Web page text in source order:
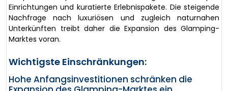
Einrichtungen und kuratierte Erlebnispakete. Die steigende
Nachfrage nach luxuriösen und zugleich naturnahen
Unterkünften treibt daher die Expansion des Glamping-
Marktes voran.
Wichtigste Einschränkungen:
Hohe Anfangsinvestitionen schränken die